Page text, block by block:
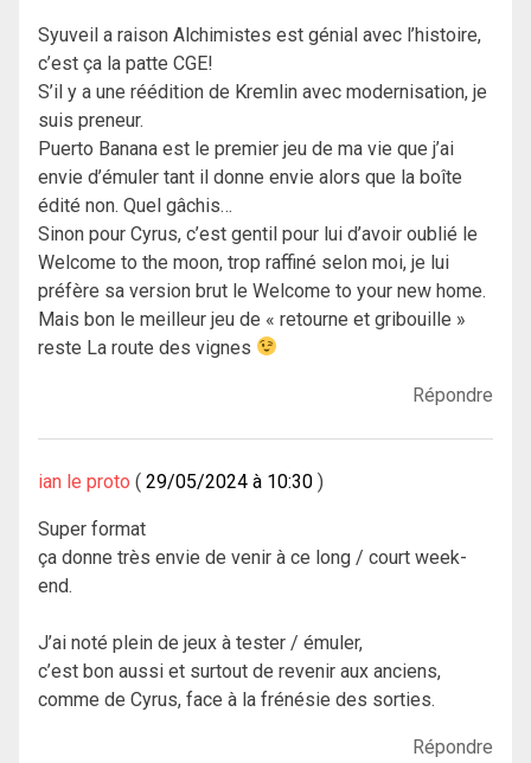
Syuveil a raison Alchimistes est génial avec l’histoire,
c’est ça la patte CGE!
S’il y a une réédition de Kremlin avec modernisation, je
suis preneur.
Puerto Banana est le premier jeu de ma vie que j’ai
envie d’émuler tant il donne envie alors que la boîte
édité non. Quel gâchis…
Sinon pour Cyrus, c’est gentil pour lui d’avoir oublié le
Welcome to the moon, trop raffiné selon moi, je lui
préfère sa version brut le Welcome to your new home.
Mais bon le meilleur jeu de « retourne et gribouille »
reste La route des vignes
Répondre
ian le proto 29/05/2024 à 10:30
Super format
ça donne très envie de venir à ce long / court week-
end.
J’ai noté plein de jeux à tester / émuler,
c’est bon aussi et surtout de revenir aux anciens,
comme de Cyrus, face à la frénésie des sorties.
Répondre